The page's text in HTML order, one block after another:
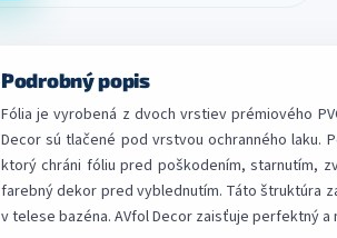
Podrobný popis
Fólia je vyrobená z dvoch vrstiev prémiového
Decor sú tlačené pod vrstvou ochranného laku.
ktorý chráni fóliu pred poškodením, starnutím,
farebný dekor pred vyblednutím. Táto štruktúra
v telese bazéna. AVfol Decor zaisťuje perfektný a